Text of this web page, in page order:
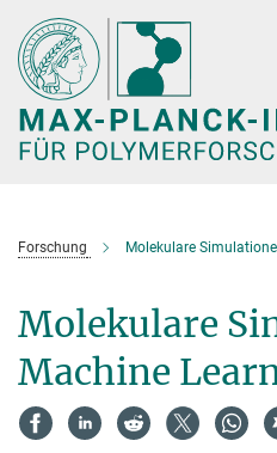
Hauptinhalt
Forschung Molekulare
Molekulare
Machine